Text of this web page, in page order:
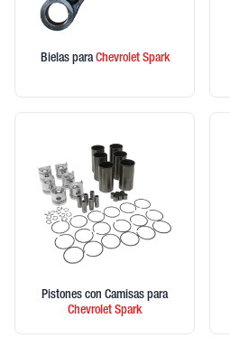
Bielas paraChevroletSpark
Pistones con Camisas para
Chevrolet Spark